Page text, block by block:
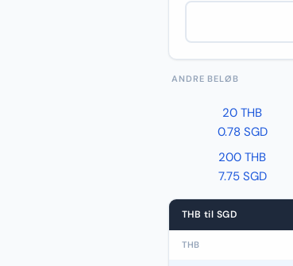
ANDRE BELØB
20 THB
0.78 SGD
200 THB
7.75 SGD
THB til SGD
THB